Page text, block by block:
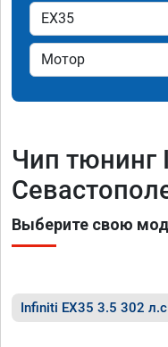
Чип тюнинг
Выберите свою
Infiniti EX35 3.5 302 л.с